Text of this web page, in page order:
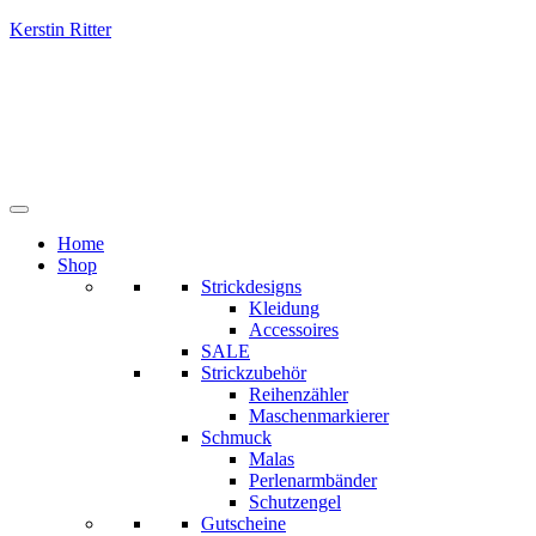
Kerstin Ritter
Home
Shop
Strickdesigns
Kleidung
Accessoires
SALE
Strickzubehör
Reihenzähler
Maschenmarkierer
Schmuck
Malas
Perlenarmbänder
Schutzengel
Gutscheine